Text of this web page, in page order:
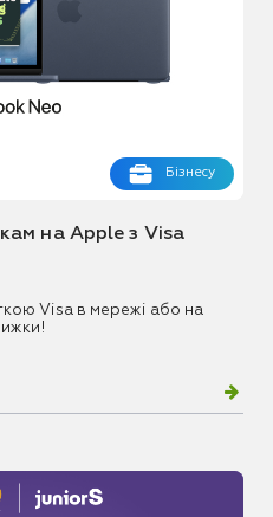
Бізнесу
на Apple з Visa
Visa в мережі або на